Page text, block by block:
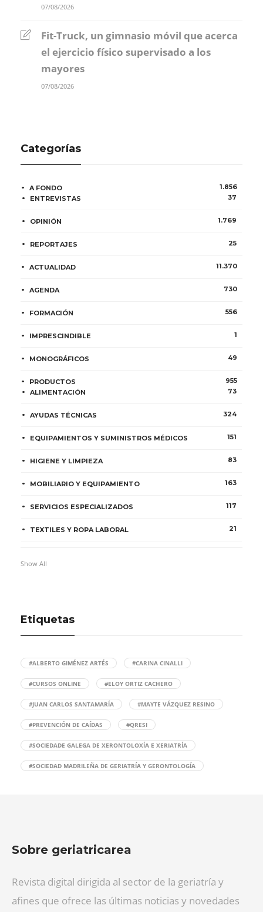
07/08/2026
Fit-Truck, un gimnasio móvil que acerca
el ejercicio físico supervisado a los
mayores
07/08/2026
Categorías
A FONDO
1.856
ENTREVISTAS
37
OPINIÓN 1.769
REPORTAJES 25
ACTUALIDAD 11.370
AGENDA 730
FORMACIÓN 556
IMPRESCINDIBLE 1
MONOGRÁFICOS 49
PRODUCTOS
955
ALIMENTACIÓN
73
AYUDAS TÉCNICAS 324
EQUIPAMIENTOS Y SUMINISTROS MÉDICOS 151
HIGIENE Y LIMPIEZA 83
MOBILIARIO Y EQUIPAMIENTO 163
SERVICIOS ESPECIALIZADOS 117
TEXTILES Y ROPA LABORAL 21
Show All
Etiquetas
#ALBERTO GIMÉNEZ ARTÉS #CARINA CINALLI
#CURSOS ONLINE #ELOY ORTIZ CACHERO
#JUAN CARLOS SANTAMARÍA #MAYTE VÁZQUEZ RESINO
#PREVENCIÓN DE CAÍDAS #QRESI
#SOCIEDADE GALEGA DE XERONTOLOXÍA E XERIATRÍA
#SOCIEDAD MADRILEÑA DE GERIATRÍA Y GERONTOLOGÍA
Sobre geriatricarea
Revista digital dirigida al sector de la geriatría y
afines que ofrece las últimas noticias y novedades